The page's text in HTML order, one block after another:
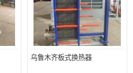
乌鲁木齐板式换热器